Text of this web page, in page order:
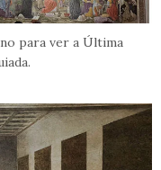
para ver a Última